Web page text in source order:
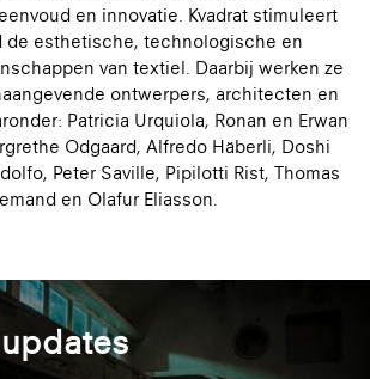
en innovatie. Kvadrat stimuleert
de esthetische, technologische en
van textiel. Daarbij werken ze
ontwerpers, architecten en
Patricia Urquiola, Ronan en Erwan
Odgaard, Alfredo Häberli, Doshi
Peter Saville, Pipilotti Rist, Thomas
en Olafur Eliasson.